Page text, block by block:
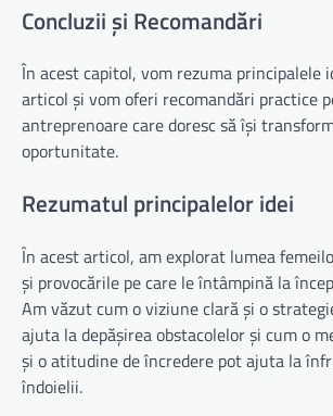
Concluzii și Recomandări
În acest capitol, vom rezuma principalele
articol și vom oferi recomandări practice
antreprenoare care doresc să își
oportunitate.
Rezumatul principalelor idei
În acest articol, am explorat lumea
și provocările pe care le întâmpină la
Am văzut cum o viziune clară și o
ajuta la depășirea obstacolelor și cum o
și o atitudine de încredere pot ajuta la
îndoielii.